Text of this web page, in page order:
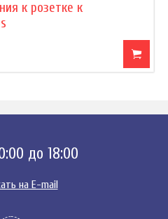
к розетке к
до 18:00
на E-mail